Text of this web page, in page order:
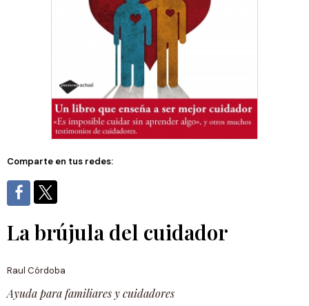
Comparte en tus redes:
La brújula del cuidador
Raul Córdoba
Ayuda para familiares y cuidadores